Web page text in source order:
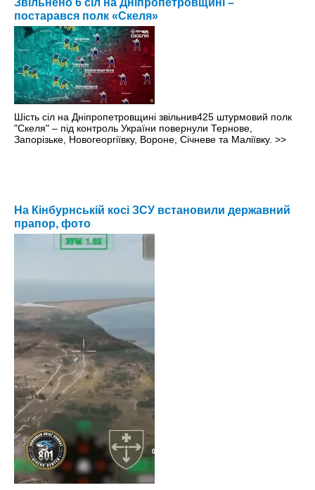
Звільнено 6 сіл на Дніпропетровщині –
постарався полк «Скеля»
Шість сіл на Дніпропетровщині звільнив425 штурмовий полк
"Скеля" – під контроль України повернули Тернове,
Запорізьке, Новогеоргіївку, Вороне, Січневе та Маліївку. >>
На Кінбурнській косі ЗСУ встановили державний
прапор, фото